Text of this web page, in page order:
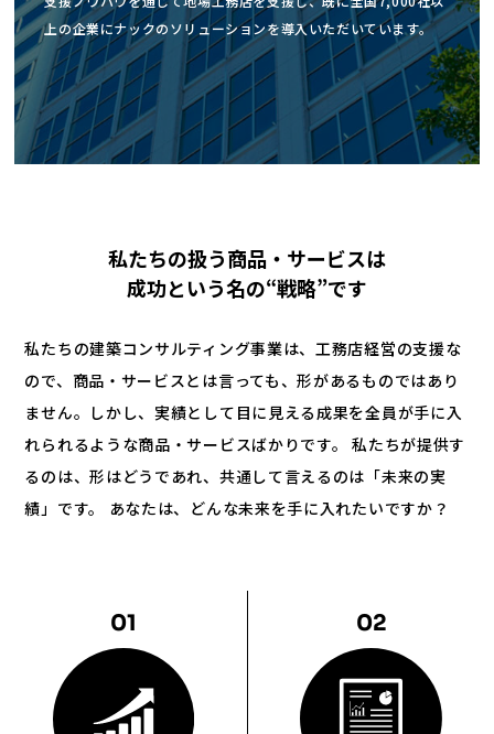
上の企業にナックのソリューションを導入いただいています。
私たちの扱う商品・サービスは
成功という名の“戦略”です
私たちの建築コンサルティング事業は、工務店経営の支援な
ので、商品・サービスとは言っても、形があるものではあり
ません。しかし、実績として目に見える成果を全員が手に入
れられるような商品・サービスばかりです。 私たちが提供す
るのは、形はどうであれ、共通して言えるのは「未来の実
績」です。 あなたは、どんな未来を手に入れたいですか？
01 02